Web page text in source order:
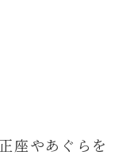
座やあぐらを